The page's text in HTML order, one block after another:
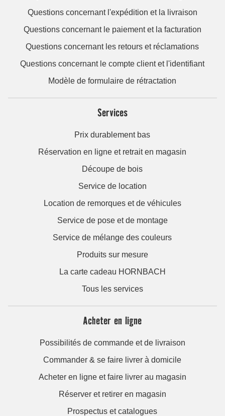
Questions concernant l'expédition et la livraison
Questions concernant le paiement et la facturation
Questions concernant les retours et réclamations
Questions concernant le compte client et l'identifiant
Modèle de formulaire de rétractation
Services
Prix durablement bas
Réservation en ligne et retrait en magasin
Découpe de bois
Service de location
Location de remorques et de véhicules
Service de pose et de montage
Service de mélange des couleurs
Produits sur mesure
La carte cadeau HORNBACH
Tous les services
Acheter en ligne
Possibilités de commande et de livraison
Commander & se faire livrer à domicile
Acheter en ligne et faire livrer au magasin
Réserver et retirer en magasin
Prospectus et catalogues